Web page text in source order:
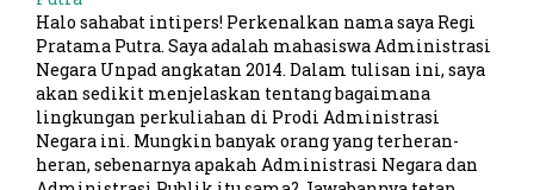
Halo sahabat intipers! Perkenalkan nama saya Regi
Pratama Putra. Saya adalah mahasiswa Administrasi
Negara Unpad angkatan 2014. Dalam tulisan ini, saya
akan sedikit menjelaskan tentang bagaimana
lingkungan perkuliahan di Prodi Administrasi
Negara ini. Mungkin banyak orang yang terheran-
heran, sebenarnya apakah Administrasi Negara dan